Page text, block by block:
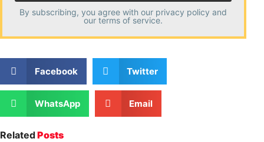
By subscribing, you agree with our privacy policy and
our terms of service.
Facebook Twitter
WhatsApp Email
RelatedPosts